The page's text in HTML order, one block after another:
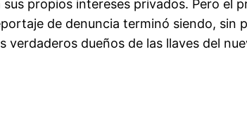
propios intereses privados. Pero el
de denuncia terminó siendo, sin
dueños de las llaves del